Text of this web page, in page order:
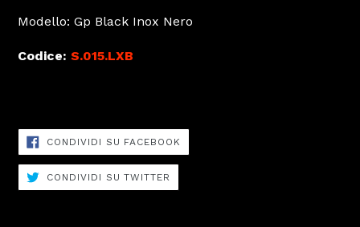
Modello: Gp Black Inox Nero
Codice: S.015.LXB
CONDIVIDI SU FACEBOOK
CONDIVIDI SU TWITTER